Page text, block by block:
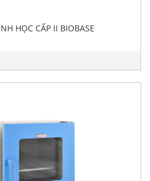
HỌC CẤP II BIOBASE